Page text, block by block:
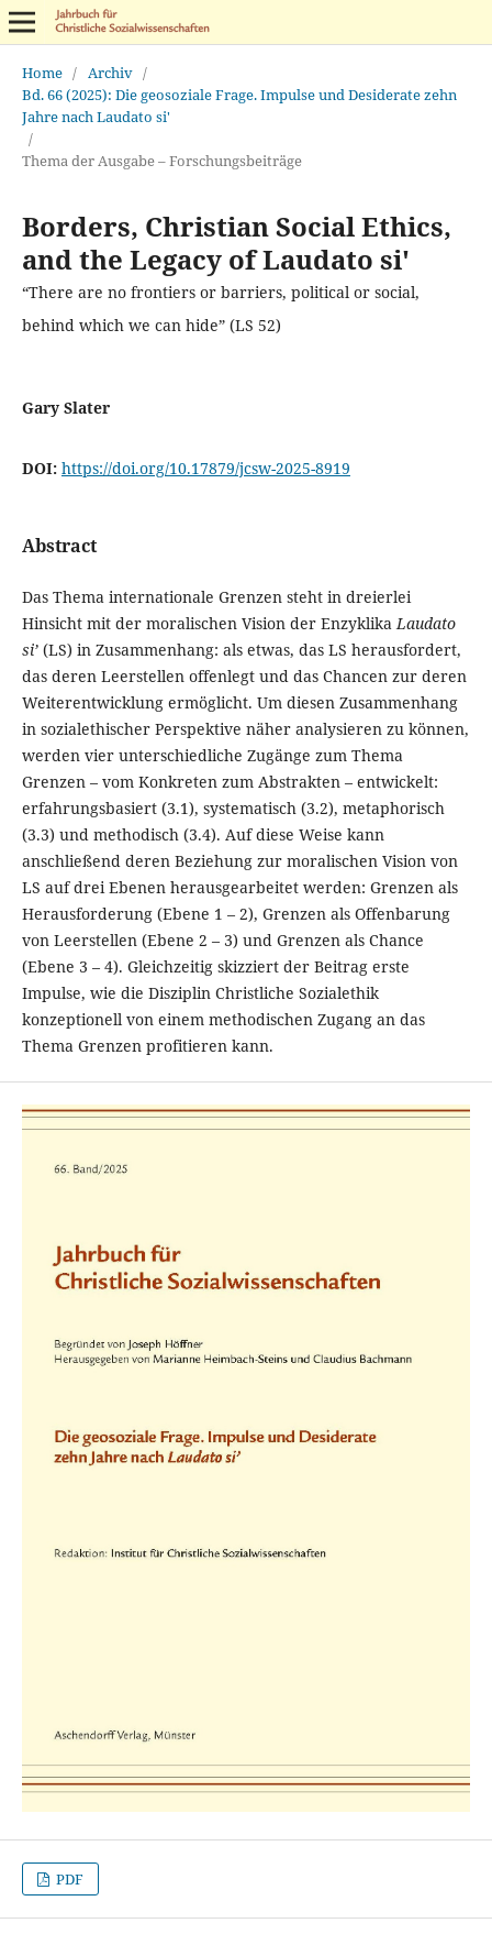
Home / Archiv /
Bd. 66 (2025): Die geosoziale Frage. Impulse und Desiderate zehn
Jahre nach Laudato si'
/
Thema der Ausgabe – Forschungsbeiträge
Borders, Christian Social Ethics,
and the Legacy of Laudato si'
“There are no frontiers or barriers, political or social,
behind which we can hide” (LS 52)
Gary Slater
DOI: https://doi.org/10.17879/jcsw-2025-8919
Abstract
Das Thema internationale Grenzen steht in dreierlei
Hinsicht mit der moralischen Vision der EnzyklikaLaudato
si’(LS) in Zusammenhang: als etwas, das LS herausfordert,
das deren Leerstellen offenlegt und das Chancen zur deren
Weiterentwicklung ermöglicht. Um diesen Zusammenhang
in sozialethischer Perspektive näher analysieren zu können,
werden vier unterschiedliche Zugänge zum Thema
Grenzen – vom Konkreten zum Abstrakten – entwickelt:
erfahrungsbasiert (3.1), systematisch (3.2), metaphorisch
(3.3) und methodisch (3.4). Auf diese Weise kann
anschließend deren Beziehung zur moralischen Vision von
LS auf drei Ebenen herausgearbeitet werden: Grenzen als
Herausforderung (Ebene 1 – 2), Grenzen als Offenbarung
von Leerstellen (Ebene 2 – 3) und Grenzen als Chance
(Ebene 3 – 4). Gleichzeitig skizziert der Beitrag erste
Impulse, wie die Disziplin Christliche Sozialethik
konzeptionell von einem methodischen Zugang an das
Thema Grenzen profitieren kann.
PDF